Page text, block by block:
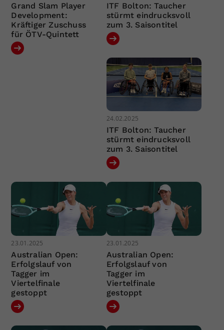
Grand Slam Player
Development:
Kräftiger Zuschuss
für ÖTV-Quintett
ITF Bolton: Taucher
stürmt eindrucksvoll
zum 3. Saisontitel
24.02.2025
ITF Bolton: Taucher
stürmt eindrucksvoll
zum 3. Saisontitel
23.01.2025
Australian Open:
Erfolgslauf von
Tagger im
Viertelfinale
gestoppt
23.01.2025
Australian Open:
Erfolgslauf von
Tagger im
Viertelfinale
gestoppt